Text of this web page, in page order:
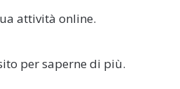
attività online.
per saperne di più.